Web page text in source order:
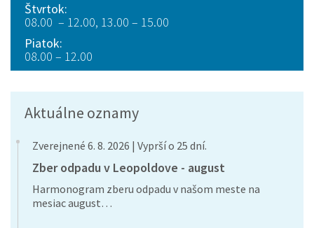
Štvrtok:
08.00 – 12.00, 13.00 – 15.00
Piatok:
08.00 – 12.00
Aktuálne oznamy
Zverejnené 6. 8. 2026 | Vyprší o 25 dní.
Zber odpadu v Leopoldove - august
Harmonogram zberu odpadu v našom meste na
mesiac august…